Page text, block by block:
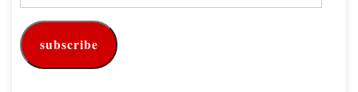
m
a
i
subscribe